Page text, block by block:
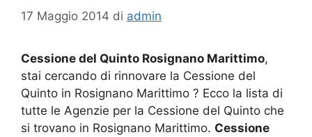
17 Maggio 2014 di admin
Cessione del Quinto Rosignano Marittimo,
stai cercando di rinnovare la Cessione del
Quinto in Rosignano Marittimo ? Ecco la lista di
tutte le Agenzie per la Cessione del Quinto che
si trovano in Rosignano Marittimo. Cessione